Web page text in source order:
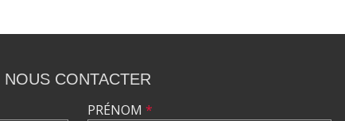
NOUS CONTACTER
PRÉNOM *